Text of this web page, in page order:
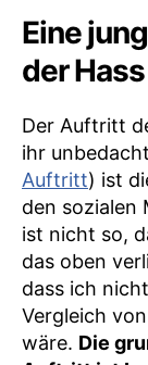
Eine
der
Der Auftritt
ihr
Auftritt) ist
den sozialen
ist nicht so,
das oben
dass ich
Vergleich
wäre. Die